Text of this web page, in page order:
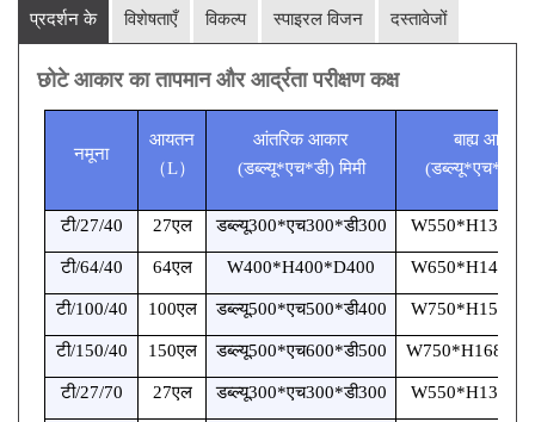
प्रदर्शन के विशेषताएँ विकल्प स्पाइरल विजन दस्तावेजों
छोटे आकार का तापमान और आर्द्रता परीक्षण कक्ष
नमूना
आयतन
（L）
आंतरिक आकार
(डब्ल्यू*एच*डी) मिमी
बाह्य आकार
(डब्ल्यू*एच*डी)
टी/27/40 27एल डब्ल्यू300*एच300*डी300
टी/64/40 64एल W400*H400*D400
टी/100/40 100एल डब्ल्यू500*एच500*डी400
टी/150/40 150एल डब्ल्यू500*एच600*डी500
टी/27/70 27एल डब्ल्यू300*एच300*डी300